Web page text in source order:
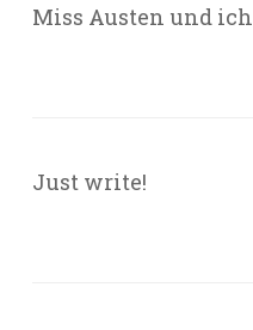
Miss Austen und ich
Just write!